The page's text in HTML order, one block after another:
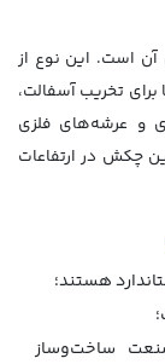
هیلتی، نوع ۳۰ کیلویی آن است. این نوع از
تخریب آسفالت،
و عرشه‌های فلزی
چکش در ارتفاعات
هستند؛
ساخت‌وساز